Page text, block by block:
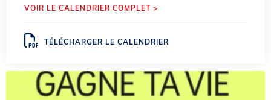
VOIR LE CALENDRIER COMPLET >
TÉLÉCHARGER LE CALENDRIER